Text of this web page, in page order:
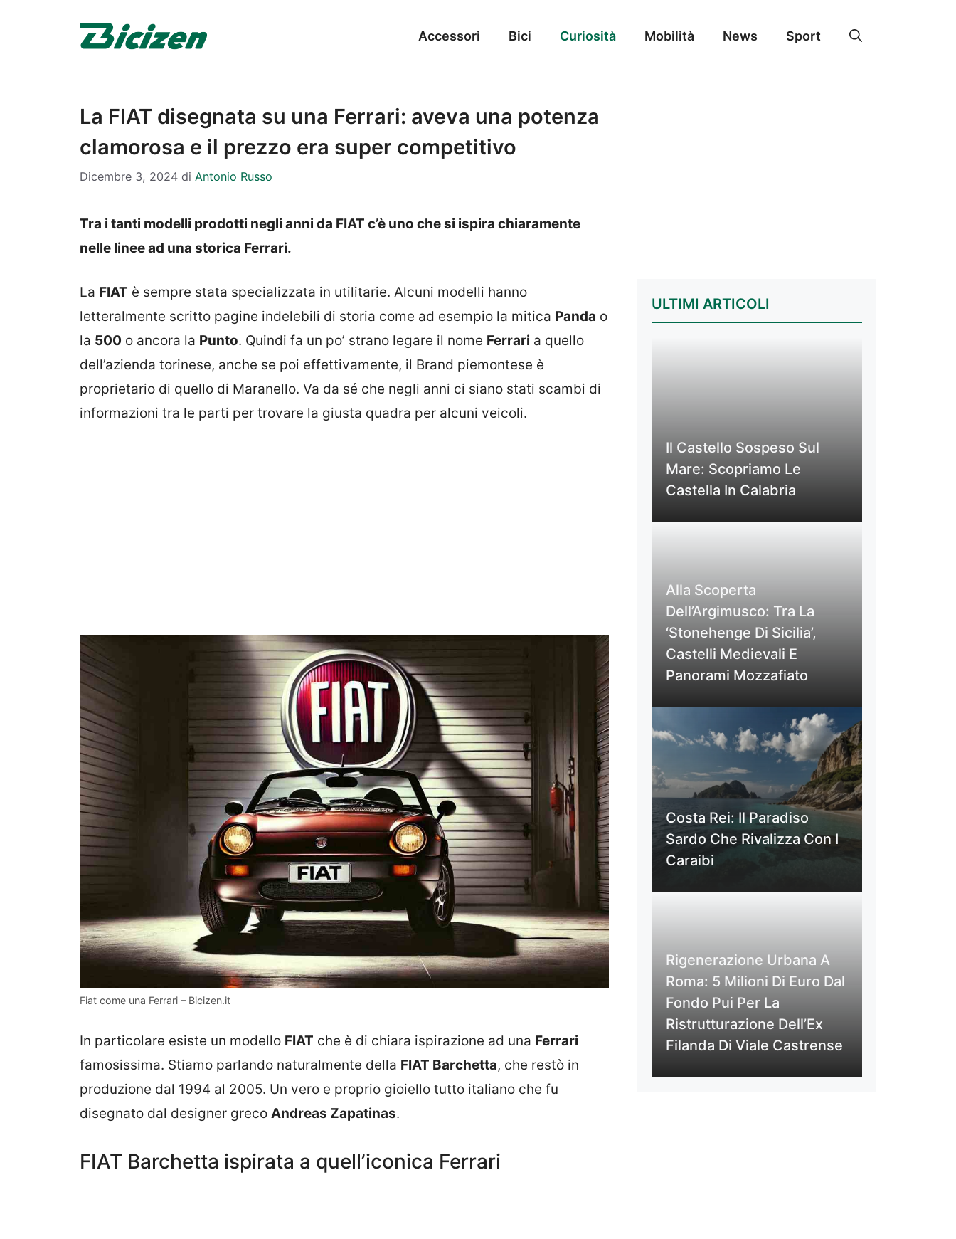
Accessori Bici Curiosità Mobilità News Sport
La FIAT disegnata su una Ferrari: aveva una potenza
clamorosa e il prezzo era super competitivo
Dicembre 3, 2024 di Antonio Russo
Tra i tanti modelli prodotti negli anni da FIAT c’è uno che si ispira chiaramente
nelle linee ad una storica Ferrari.
La FIAT è sempre stata specializzata in utilitarie. Alcuni modelli hanno
letteralmente scritto pagine indelebili di storia come ad esempio la mitica Panda o
la 500 o ancora la Punto. Quindi fa un po’ strano legare il nome Ferrari a quello
dell’azienda torinese, anche se poi effettivamente, il Brand piemontese è
proprietario di quello di Maranello. Va da sé che negli anni ci siano stati scambi di
informazioni tra le parti per trovare la giusta quadra per alcuni veicoli.
Fiat come una Ferrari – Bicizen.it
In particolare esiste un modello FIAT che è di chiara ispirazione ad una Ferrari
famosissima. Stiamo parlando naturalmente della FIAT Barchetta, che restò in
produzione dal 1994 al 2005. Un vero e proprio gioiello tutto italiano che fu
disegnato dal designer greco Andreas Zapatinas.
FIAT Barchetta ispirata a quell’iconica Ferrari
ULTIMI ARTICOLI
Il Castello Sospeso Sul
Mare: Scopriamo Le
Castella In Calabria
Alla Scoperta
Dell’Argimusco: Tra La
‘Stonehenge Di Sicilia’,
Castelli Medievali E
Panorami Mozzafiato
Costa Rei: Il Paradiso
Sardo Che Rivalizza Con I
Caraibi
Rigenerazione Urbana A
Roma: 5 Milioni Di Euro Dal
Fondo Pui Per La
Ristrutturazione Dell’Ex
Filanda Di Viale Castrense